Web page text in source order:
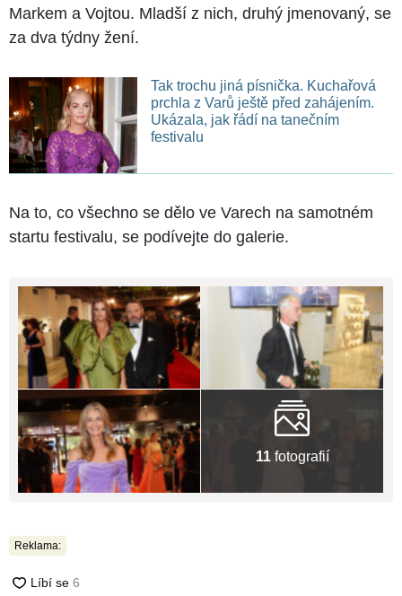
Markem a Vojtou. Mladší z nich, druhý jmenovaný, se
za dva týdny žení.
Tak trochu jiná písnička. Kuchařová
prchla z Varů ještě před zahájením.
Ukázala, jak řádí na tanečním
festivalu
Na to, co všechno se dělo ve Varech na samotném
startu festivalu, se podívejte do galerie.
11fotografií
Reklama: